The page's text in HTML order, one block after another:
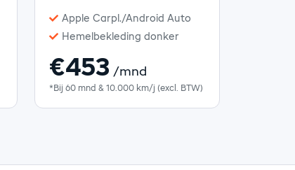
Apple Carpl./Android Auto
Hemelbekleding donker
€453 /mnd
*Bij 60 mnd & 10.000 km/j (excl. BTW)